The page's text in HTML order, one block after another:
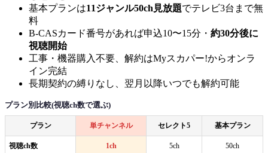
基本プランは11ジャンル50ch見放題でテレビ3台まで無
料
B-CASカード番号があれば申込10〜15分・ 約30分後に
視聴開始
工事・機器購入不要、解約はMyスカパー!からオンラ
イン完結
長期契約の縛りなし、翌月以降いつでも解約可能
プラン別比較(視聴ch数で選ぶ)
プラン 単チャンネル セレクト5 基本プラン
視聴ch数 1ch 5ch 50ch